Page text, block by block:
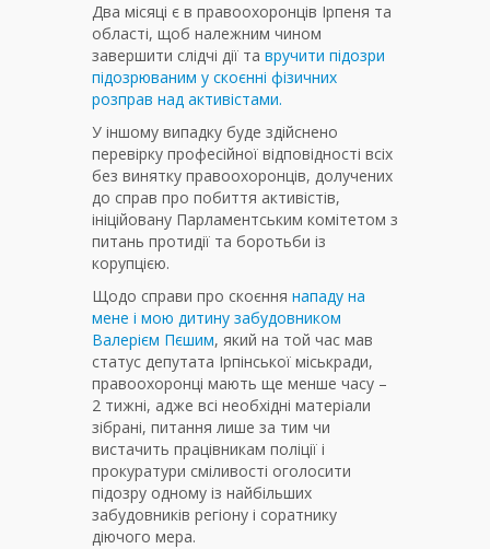
Два місяці є в правоохоронців Ірпеня та
області, щоб належним чином
завершити слідчі дії та вручити підозри
підозрюваним у скоєнні фізичних
розправ над активістами.
У іншому випадку буде здійснено
перевірку професійної відповідності всіх
без винятку правоохоронців, долучених
до справ про побиття активістів,
ініційовану Парламентським комітетом з
питань протидії та боротьби із
корупцією.
Щодо справи про скоєння нападу на
мене і мою дитину забудовником
Валерієм Пєшим, який на той час мав
статус депутата Ірпінської міськради,
правоохоронці мають ще менше часу –
2 тижні, адже всі необхідні матеріали
зібрані, питання лише за тим чи
вистачить працівникам поліції і
прокуратури сміливості оголосити
підозру одному із найбільших
забудовників регіону і соратнику
діючого мера.